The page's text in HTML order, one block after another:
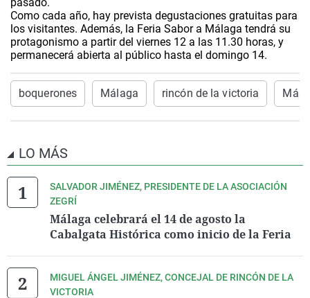
Como cada año, hay prevista degustaciones gratuitas para
los visitantes. Además, la Feria Sabor a Málaga tendrá su
protagonismo a partir del viernes 12 a las 11.30 horas, y
permanecerá abierta al público hasta el domingo 14.
boquerones Málaga rincón de la victoria Más
LO MÁS
SALVADOR JIMÉNEZ, PRESIDENTE DE LA ASOCIACIÓN
ZEGRÍ
Málaga celebrará el 14 de agosto la
Cabalgata Histórica como inicio de la Feria
MIGUEL ÁNGEL JIMÉNEZ, CONCEJAL DE RINCÓN DE LA
VICTORIA